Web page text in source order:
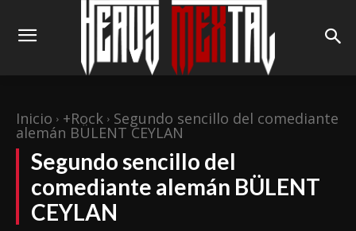
Inicio +Rock Segundo sencillo del comediante
alemán BÜLENT CEYLAN
Segundo sencillo del
comediante alemán BÜLENT
CEYLAN